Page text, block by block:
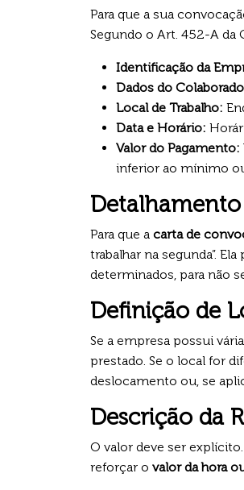
Para que a sua
Segundo o Art. 452-A da
Identificação da
Dados do
Local de Trabalho:
Data e Horário:
Valor do Pagamento:
inferior ao mínimo
Para que a carta de
trabalhar na segunda”.
determinados, para não
Definição de
Se a empresa possui
prestado. Se o local for
deslocamento ou, se
Descrição da
O valor deve ser
reforçar o valor da hora